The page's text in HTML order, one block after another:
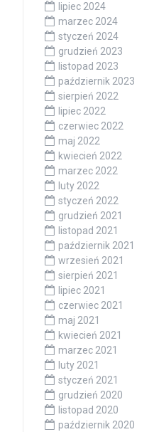
lipiec 2024
marzec 2024
styczeń 2024
grudzień 2023
listopad 2023
październik 2023
sierpień 2022
lipiec 2022
czerwiec 2022
maj 2022
kwiecień 2022
marzec 2022
luty 2022
styczeń 2022
grudzień 2021
listopad 2021
październik 2021
wrzesień 2021
sierpień 2021
lipiec 2021
czerwiec 2021
maj 2021
kwiecień 2021
marzec 2021
luty 2021
styczeń 2021
grudzień 2020
listopad 2020
październik 2020